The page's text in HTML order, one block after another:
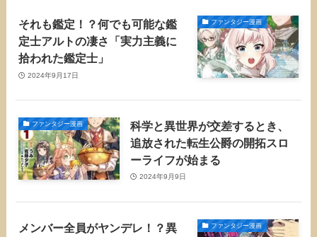
ファンタジー漫画
それも鑑定！？何でも可能な鑑
定士アルトの凄さ「実力主義に
拾われた鑑定士」
2024年9月17日
ファンタジー漫画
科学と異世界が交差するとき、
追放された転生公爵の開拓スロ
ーライフが始まる
2024年9月9日
ファンタジー漫画
メンバー全員がヤンデレ！？異